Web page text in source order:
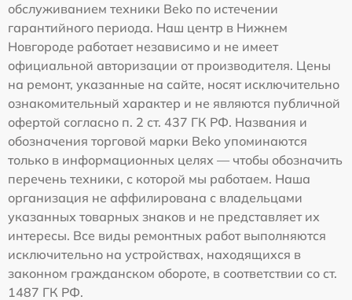
обслуживанием техники Beko по истечении
гарантийного периода. Наш центр в Нижнем
Новгороде работает независимо и не имеет
официальной авторизации от производителя. Цены
на ремонт, указанные на сайте, носят исключительно
ознакомительный характер и не являются публичной
офертой согласно п. 2 ст. 437 ГК РФ. Названия и
обозначения торговой марки Beko упоминаются
только в информационных целях — чтобы обозначить
перечень техники, с которой мы работаем. Наша
организация не аффилирована с владельцами
указанных товарных знаков и не представляет их
интересы. Все виды ремонтных работ выполняются
исключительно на устройствах, находящихся в
законном гражданском обороте, в соответствии со ст.
1487 ГК РФ.